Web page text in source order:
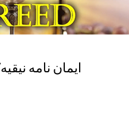
Nicene Creed/ایمان نامه نیقیه